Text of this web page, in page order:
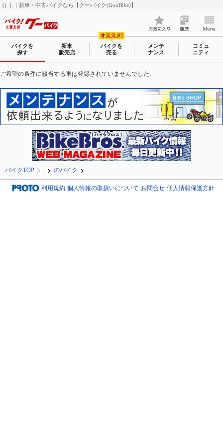
() ｜｜新車・中古バイクなら【グーバイク(GooBike)】
バイクを
探す
新車
販売店
バイクを
売る
メンテ
ナンス
コミュ
ニティ
ご希望の条件に該当する車は登録されていませんでした。
バイクTOP のバイク
利用規約 個人情報の取扱いについて お問合せ 個人情報保護方針